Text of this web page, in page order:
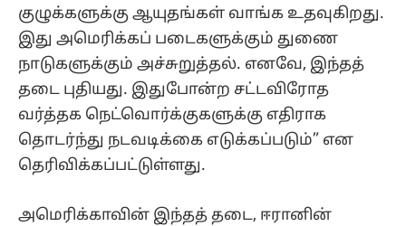
குழுக்களுக்கு ஆயுதங்கள் வாங்க உதவுகிறது.
இது அமெரிக்கப் படைகளுக்கும் துணை
நாடுகளுக்கும் அச்சுறுத்தல். எனவே, இந்தத்
தடை புதியது. இதுபோன்ற சட்டவிரோத
வர்த்தக நெட்வொர்க்குகளுக்கு எதிராக
தொடர்ந்து நடவடிக்கை எடுக்கப்படும்” என
தெரிவிக்கப்பட்டுள்ளது.
அமெரிக்காவின் இந்தத் தடை, ஈரானின்